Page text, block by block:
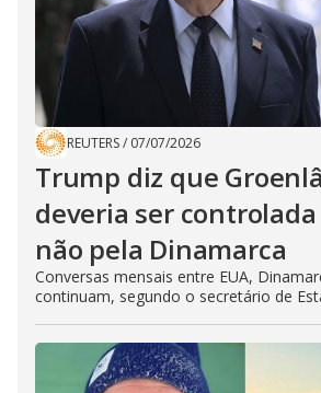
REUTERS/ 07/07/2026
Trump diz que
deveria ser controlada
não pela Dinamarca
Conversas mensais entre EUA,
continuam, segundo o secretário de